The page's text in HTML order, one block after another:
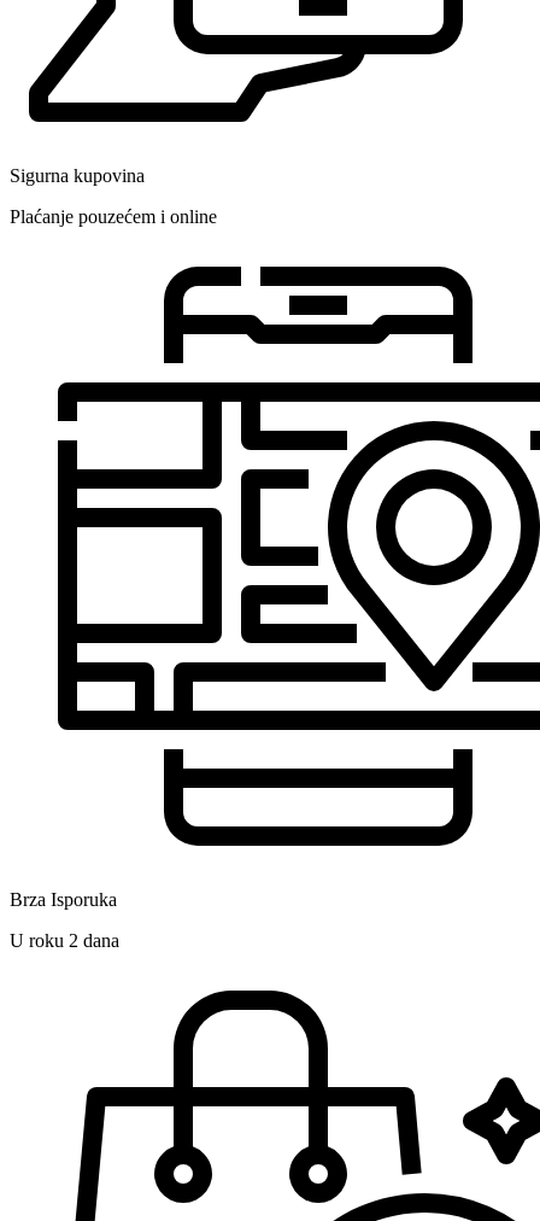
Sigurna kupovina
Plaćanje pouzećem i online
Brza Isporuka
U roku 2 dana